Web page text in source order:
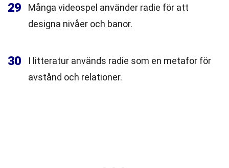
29
Många videospel använder radie för att
designa nivåer och banor.
30
I litteratur används radie som en metafor för
avstånd och relationer.